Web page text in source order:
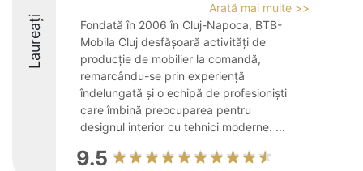
Laureați
Arată mai multe >>
Fondată în 2006 în Cluj-Napoca, BTB-
Mobila Cluj desfășoară activități de
producție de mobilier la comandă,
remarcându-se prin experiență
îndelungată și o echipă de profesioniști
care îmbină preocuparea pentru
designul interior cu tehnici moderne. ...
9.5